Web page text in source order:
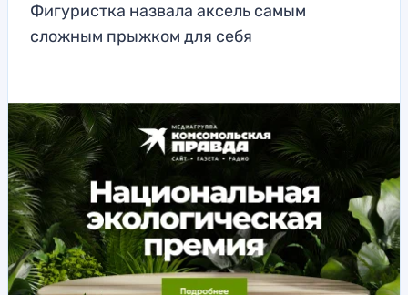
Фигуристка назвала аксель самым
сложным прыжком для себя